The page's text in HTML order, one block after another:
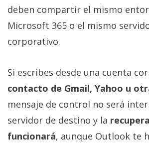
deben compartir el mismo
Microsoft 365 o el mismo
corporativo.
Si escribes desde una cuenta
contacto de Gmail, Yahoo u
mensaje de control no será
servidor de destino y la
funcionará, aunque Outlook te